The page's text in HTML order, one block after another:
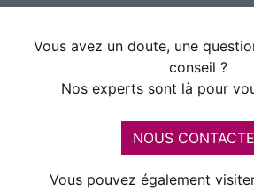
Vous avez un doute, une
conseil ?
Nos experts sont là pour
NOUS
Vous pouvez également